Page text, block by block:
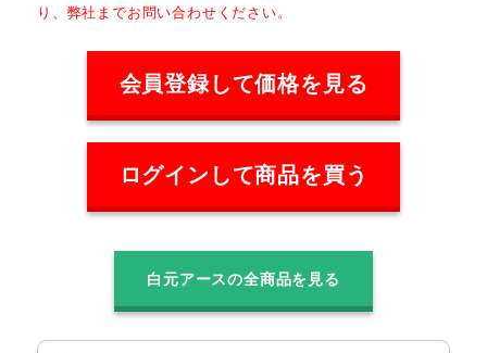
り、弊社までお問い合わせください。
会員登録して価格を見る
ログインして商品を買う
白元アースの全商品を見る